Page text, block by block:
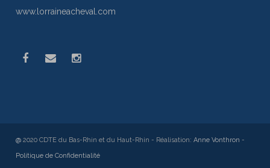
www.lorraineacheval.com
@ 2020 CDTE du Bas-Rhin et du Haut-Rhin - Réalisation:Anne Vonthron -
Politique de Confidentialité